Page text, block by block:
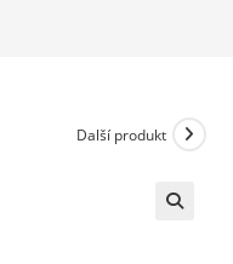
Další produkt